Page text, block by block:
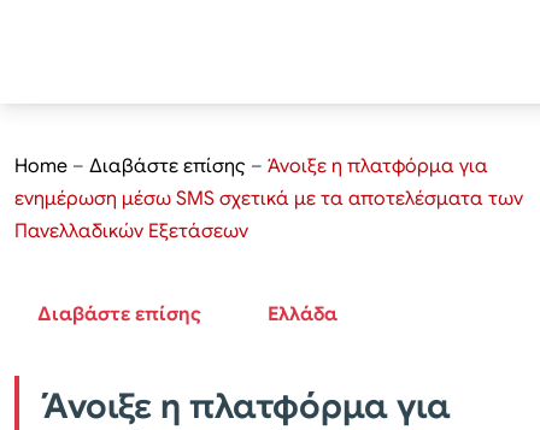
Home – Διαβάστε επίσης – Άνοιξε η πλατφόρμα για
ενημέρωση μέσω SMS σχετικά με τα αποτελέσματα των
Πανελλαδικών Εξετάσεων
Διαβάστε επίσης Ελλάδα
Άνοιξε η πλατφόρμα για